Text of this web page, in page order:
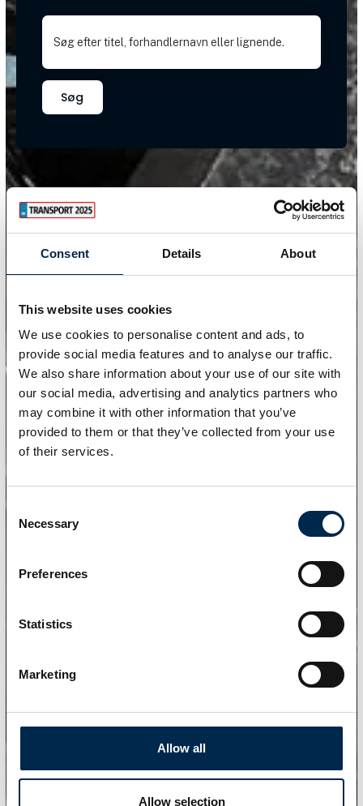
Consent Details About
This website uses cookies
We use cookies to personalise content and ads, to
provide social media features and to analyse our traffic.
We also share information about your use of our site with
our social media, advertising and analytics partners who
may combine it with other information that you’ve
provided to them or that they’ve collected from your use
of their services.
Consent
Selection
Necessary
Preferences
Statistics
Marketing
Allow all
Allow selection
Søg efter titel, forhandlernavn eller lignende.
Søg